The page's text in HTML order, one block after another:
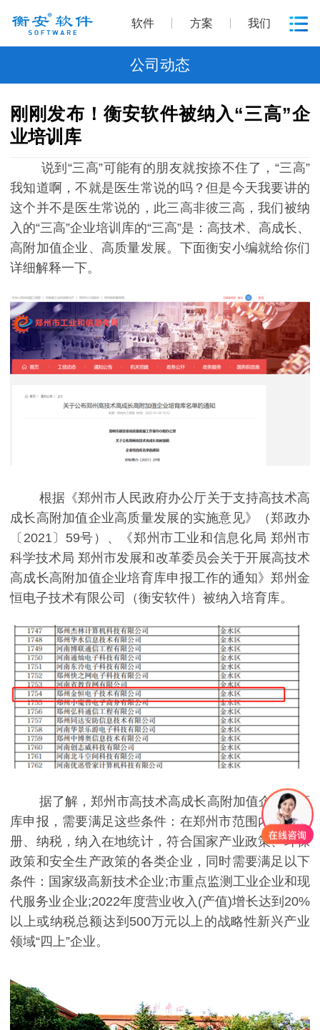
软件 方案 我们
公司动态
刚刚发布！衡安软件被纳入“三高”企
业培训库
说到“三高”可能有的朋友就按捺不住了，“三高”
我知道啊，不就是医生常说的吗？但是今天我要讲的
这个并不是医生常说的，此三高非彼三高，我们被纳
入的“三高”企业培训库的“三高”是：高技术、高成长、
高附加值企业、高质量发展。下面衡安小编就给你们
详细解释一下。
根据《郑州市人民政府办公厅关于支持高技术高
成长高附加值企业高质量发展的实施意见》（郑政办
〔2021〕59号）、《郑州市工业和信息化局 郑州市
科学技术局 郑州市发展和改革委员会关于开展高技术
高成长高附加值企业培育库申报工作的通知》郑州金
恒电子技术有限公司（衡安软件）被纳入培育库。
据了解，郑州市高技术高成长高附加值企业培育
库申报，需要满足这些条件：在郑州市范围内登记注
册、纳税，纳入在地统计，符合国家产业政策、环保
政策和安全生产政策的各类企业，同时需要满足以下
条件：国家级高新技术企业;市重点监测工业企业和现
代服务业企业;2022年度营业收入(产值)增长达到20%
以上或纳税总额达到500万元以上的战略性新兴产业
领域“四上”企业。